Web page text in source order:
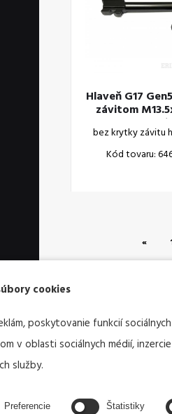
Hlaveň G17
závitom
GMB (
GLOCK 47
bez krytky závitu
Kód tovaru:
«
cookies
poskytovanie funkcií
v oblasti sociálnych médií,
služby.
Preferencie Štatistiky